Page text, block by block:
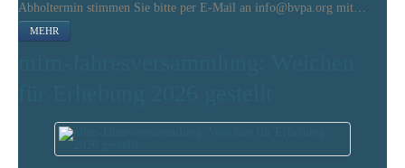
Abholtermin stimmen Sie bitte per E-Mail an info@bvpa.org mit…
MEHR